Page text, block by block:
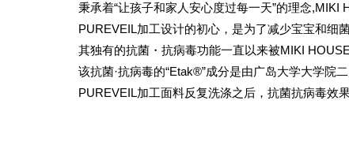
秉承着“让孩子和家人安心度过每一天”的理念,MIKI
PUREVEIL加工设计的初心，是为了减少宝宝和细
其独有的抗菌・抗病毒功能一直以来被MIKI
该抗菌·抗病毒的“Etak®”成分是由广岛大学大学院
PUREVEIL加工面料反复洗涤之后，抗菌抗病毒效